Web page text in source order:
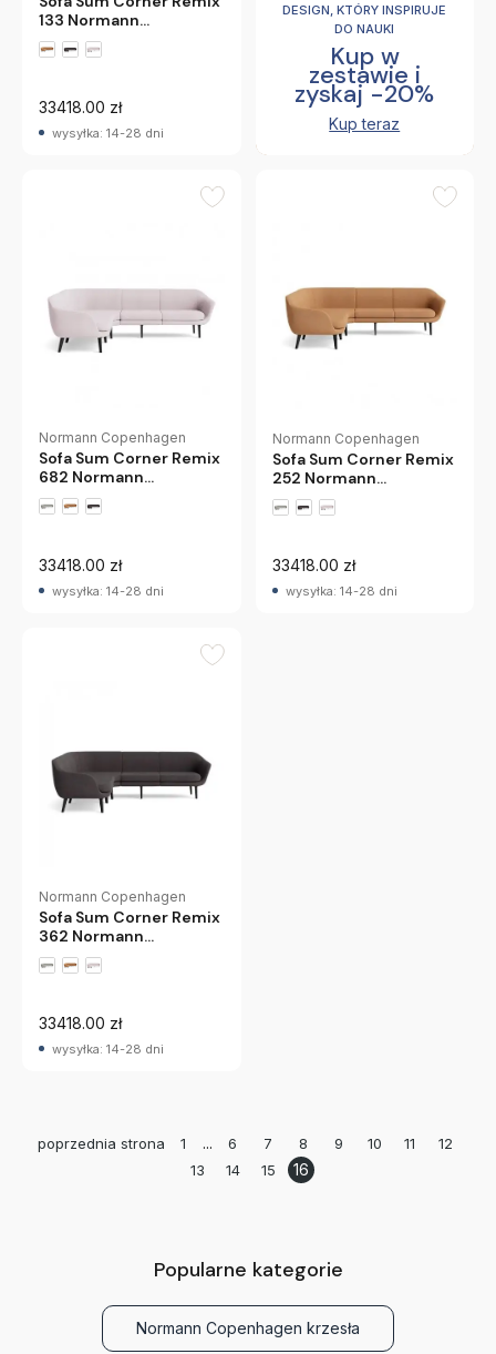
133 Normann
Copenhagen
33418.00 zł
wysyłka: 14-28 dni
DESIGN, KTÓRY INSPIRUJE
DO NAUKI
Kup w
zestawie i
zyskaj -20%
Kup teraz
Normann Copenhagen
Sofa Sum Corner Remix
682 Normann
Copenhagen
33418.00 zł
wysyłka: 14-28 dni
Normann Copenhagen
Sofa Sum Corner Remix
252 Normann
Copenhagen
33418.00 zł
wysyłka: 14-28 dni
Normann Copenhagen
Sofa Sum Corner Remix
362 Normann
Copenhagen
33418.00 zł
wysyłka: 14-28 dni
poprzednia strona 1 ... 6 7 8 9 10 11
12
13
14 15 16
Popularne kategorie
Normann Copenhagen krzesła